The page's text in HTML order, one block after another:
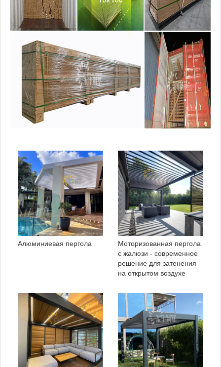
Алюминиевая пергола
Моторизованная пергола
с жалюзи - современное
решение для затенения
на открытом воздухе